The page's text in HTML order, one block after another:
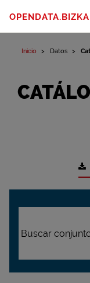
Inicio Datos